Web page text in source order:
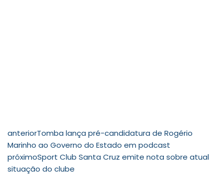
anteriorTomba lança pré-candidatura de Rogério
Marinho ao Governo do Estado em podcast
próximoSport Club Santa Cruz emite nota sobre atual
situação do clube